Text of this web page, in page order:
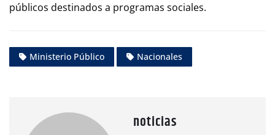
públicos destinados a programas sociales.
Ministerio Público Nacionales
noticias